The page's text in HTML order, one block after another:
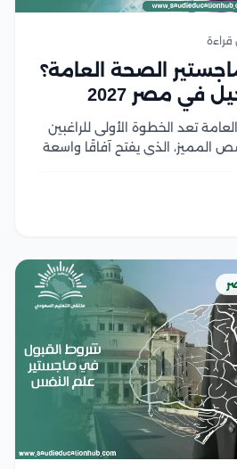
الصحة العامة؟
في مصر 2027
تعد الخطوة الأولى للراغبين
المميز، الذي يفتح آفاقًا واسعة
متطلبات القبول أمر ضروري...